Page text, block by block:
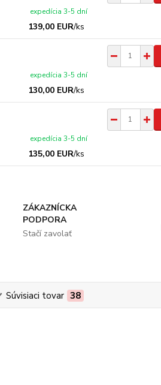
139,00 EUR/ks
expedícia 3-5 dní
130,00 EUR/ks
expedícia 3-5 dní
135,00 EUR/ks
expedícia 3-5 dní
ZÁKAZNÍCKA
PODPORA
Stačí zavolať
Súvisiaci tovar 38